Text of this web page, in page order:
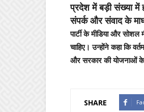
प्रदेश में बड़ी संख्या में
संपर्क और संवाद के
पार्टी के मीडिया और
चाहिए। उन्होंने कहा कि
और सरकार की योजनाओं के
SHARE